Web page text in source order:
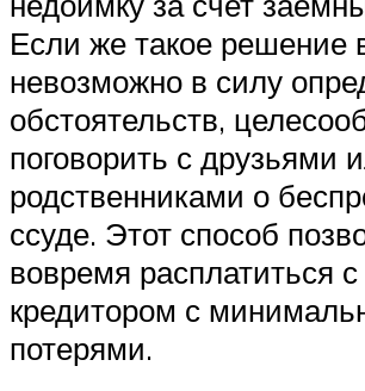
Если же такое решение
невозможно в силу
обстоятельств,
поговорить с друзьями
родственниками о
ссуде. Этот способ
вовремя расплатиться с
кредитором с
потерями.